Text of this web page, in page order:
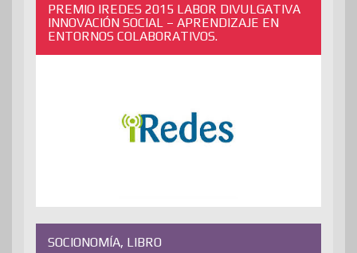
PREMIO IREDES 2015 LABOR DIVULGATIVA
INNOVACIÓN SOCIAL – APRENDIZAJE EN
ENTORNOS COLABORATIVOS.
SOCIONOMÍA, LIBRO